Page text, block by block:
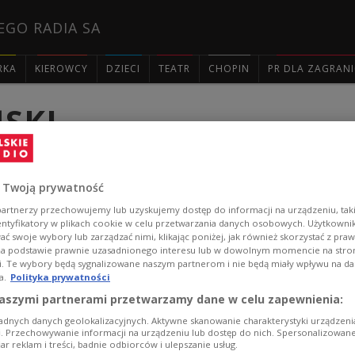
RADIA SA
KIEROWCY DZIECI TEATR CHOPIN PR DLA

POLSKIEJ ROZGŁOŚNI STAŁ
ŻENCZYKOWSKIM I KAROLEM
Twoją prywatność
przechowujemy lub uzyskujemy dostęp do informacji na urządzeniu,
w plikach cookie w celu przetwarzania danych osobowych.
swoje wybory lub zarządzać nimi, klikając poniżej, jak również skorzystać z
podstawie prawnie uzasadnionego interesu lub w dowolnym momencie na
Te wybory będą sygnalizowane naszym partnerom i nie będą miały wpływu na
Polityka prywatności
partnerami przetwarzamy dane w celu zapewnienia:
danych geolokalizacyjnych. Aktywne skanowanie charakterystyki
Przechowywanie informacji na urządzeniu lub dostęp do nich.
reklam i treści, badnie odbiorców i ulepszanie usług.